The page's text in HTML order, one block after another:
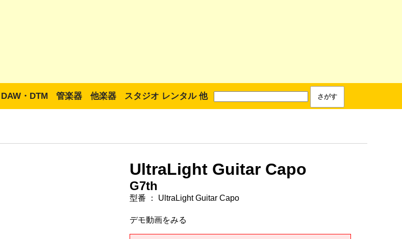
DAW・DTM 管楽器 他楽器 スタジオ レンタル 他
UltraLight Guitar Capo
G7th
型番 ： UltraLight Guitar Capo
デモ動画をみる